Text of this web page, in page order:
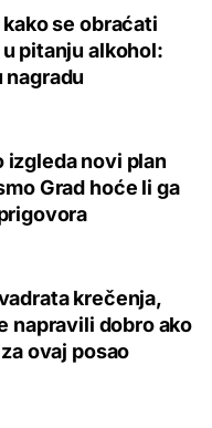
se obraćati
pitanju alkohol:
nagradu
izgleda novi plan
Grad hoće li ga
krečenja,
napravili dobro ako
ovaj posao